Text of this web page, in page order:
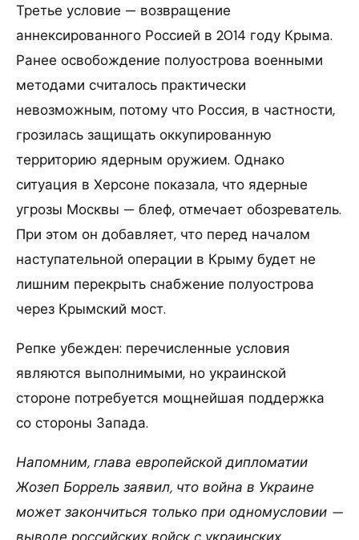
Третье условие — возвращение
аннексированного Россией в 2014 году Крыма.
Ранее освобождение полуострова военными
методами считалось практически
невозможным, потому что Россия, в частности,
грозилась защищать оккупированную
территорию ядерным оружием. Однако
ситуация в Херсоне показала, что ядерные
угрозы Москвы — блеф, отмечает обозреватель.
При этом он добавляет, что перед началом
наступательной операции в Крыму будет не
лишним перекрыть снабжение полуострова
через Крымский мост.
Репке убежден: перечисленные условия
являются выполнимыми, но украинской
стороне потребуется мощнейшая поддержка
со стороны Запада.
Напомним, глава европейской дипломатии
Жозеп Боррель заявил, что война в Украине
может закончиться только при одномусловии —
выводе российских войск с украинских